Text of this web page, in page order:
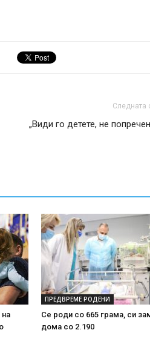
Следната
„Види го детете, не
на
ПРЕДВРЕМЕ РОДЕНИ
Се роди со 665 грама, си
дома со 2.190